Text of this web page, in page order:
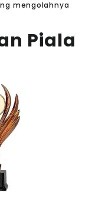
mengolahnya
Piala